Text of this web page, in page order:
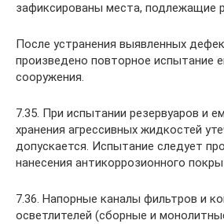
зафиксированы места, подлежащие
После устранения выявленных
произведено повторное испытание
сооружения.
7.35. При испытании резервуаров и
хранения агрессивных жидкостей
допускается. Испытание следует
нанесения антикоррозионного
7.36. Напорные каналы фильтров и
осветлителей (сборные и